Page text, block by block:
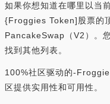
如果你想知道在哪里以当
{Froggies Token]股票的
PancakeSwap（V2）。
找到其他列表。
100%社区驱动的-
区提供实用性和可用性。